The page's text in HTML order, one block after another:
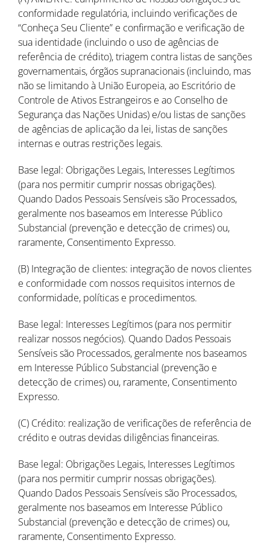
conformidade regulatória, incluindo verificações de
“Conheça Seu Cliente” e confirmação e verificação de
sua identidade (incluindo o uso de agências de
referência de crédito), triagem contra listas de sanções
governamentais, órgãos supranacionais (incluindo, mas
não se limitando à União Europeia, ao Escritório de
Controle de Ativos Estrangeiros e ao Conselho de
Segurança das Nações Unidas) e/ou listas de sanções
de agências de aplicação da lei, listas de sanções
internas e outras restrições legais.
Base legal: Obrigações Legais, Interesses Legítimos
(para nos permitir cumprir nossas obrigações).
Quando Dados Pessoais Sensíveis são Processados,
geralmente nos baseamos em Interesse Público
Substancial (prevenção e detecção de crimes) ou,
raramente, Consentimento Expresso.
(B) Integração de clientes: integração de novos clientes
e conformidade com nossos requisitos internos de
conformidade, políticas e procedimentos.
Base legal: Interesses Legítimos (para nos permitir
realizar nossos negócios). Quando Dados Pessoais
Sensíveis são Processados, geralmente nos baseamos
em Interesse Público Substancial (prevenção e
detecção de crimes) ou, raramente, Consentimento
Expresso.
(C) Crédito: realização de verificações de referência de
crédito e outras devidas diligências financeiras.
Base legal: Obrigações Legais, Interesses Legítimos
(para nos permitir cumprir nossas obrigações).
Quando Dados Pessoais Sensíveis são Processados,
geralmente nos baseamos em Interesse Público
Substancial (prevenção e detecção de crimes) ou,
raramente, Consentimento Expresso.